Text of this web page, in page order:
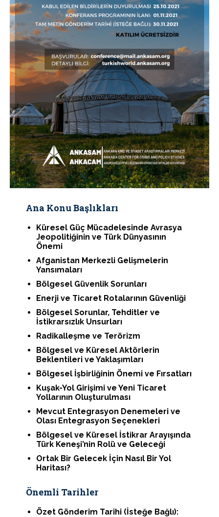
Ana Konu Başlıkları
Küresel Güç Mücadelesinde Avrasya
Jeopolitiğinin ve Türk Dünyasının
Önemi
Afganistan Merkezli Gelişmelerin
Yansımaları
Bölgesel Güvenlik Sorunları
Enerji ve Ticaret Rotalarının Güvenliği
Bölgesel Sorunlar, Tehditler ve
İstikrarsızlık Unsurları
Radikalleşme ve Terörizm
Bölgesel ve Küresel Aktörlerin
Beklentileri ve Yaklaşımları
Bölgesel İşbirliğinin Önemi ve Fırsatları
Kuşak-Yol Girişimi ve Yeni Ticaret
Yollarının Oluşturulması
Mevcut Entegrasyon Denemeleri ve
Olası Entegrasyon Seçenekleri
Bölgesel ve Küresel İstikrar Arayışında
Türk Keneşi’nin Rolü ve Geleceği
Ortak Bir Gelecek İçin Nasıl Bir Yol
Haritası?
Önemli Tarihler
Özet Gönderim Tarihi (İsteğe Bağlı):